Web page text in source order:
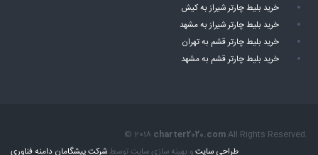
خرید بلیط چارتر شیراز به کیش
خرید بلیط چارتر شیراز به مشهد
خرید بلیط چارتر قشم به تهران
خرید بلیط چارتر قشم به مشهد
© 2018 charter2020.comAll Rights Reserved.
طراحی سایتو بهینه سازی سایت توسط شرکت پیشگامان دامنه فناوری